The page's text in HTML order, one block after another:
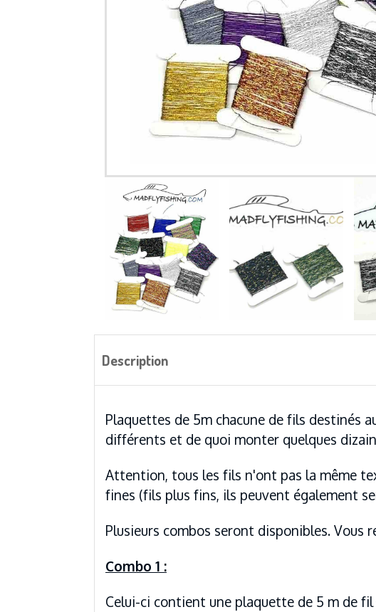
Description
Plaquettes de 5m chacune de fils destinés
différents et de quoi monter quelques
Attention, tous les fils n'ont pas la même
fines (fils plus fins, ils peuvent également
Plusieurs combos seront disponibles. Vous
Combo 1 :
Celui-ci contient une plaquette de 5 m de